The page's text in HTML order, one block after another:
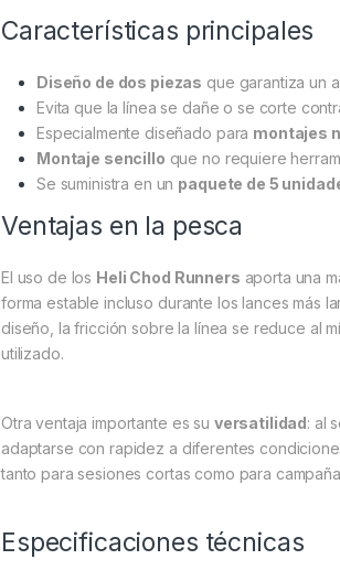
Características principales
Diseño de dos piezas que garantiza un
Evita que la línea se dañe o se corte
Especialmente diseñado para montajes
Montaje sencillo que no requiere
Se suministra en un paquete de 5
Ventajas en la pesca
El uso de los Heli Chod Runners aporta una
forma estable incluso durante los lances más
diseño, la fricción sobre la línea se reduce al
utilizado.
Otra ventaja importante es su versatilidad: al
adaptarse con rapidez a diferentes
tanto para sesiones cortas como para
Especificaciones técnicas